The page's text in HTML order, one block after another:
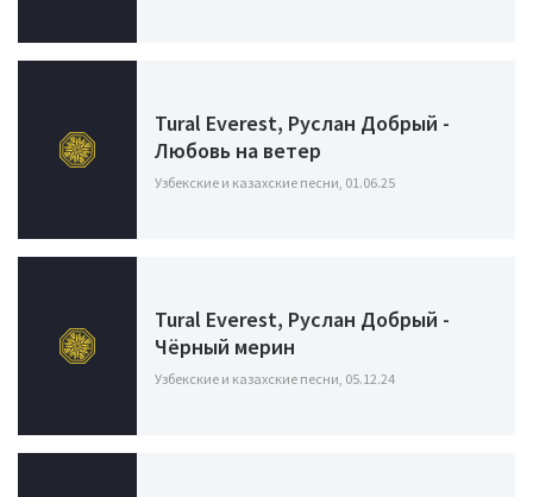
Tural Everest, Руслан Добрый -
Любовь на ветер
Узбекские и казахские песни, 01.06.25
Tural Everest, Руслан Добрый -
Чёрный мерин
Узбекские и казахские песни, 05.12.24